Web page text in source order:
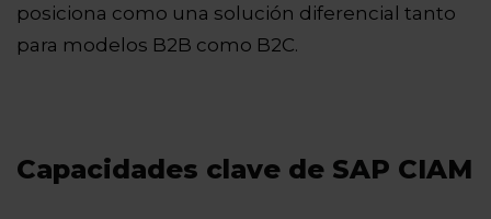
posiciona como una solución diferencial tanto
para modelos B2B como B2C.
Capacidades clave de SAP CIAM